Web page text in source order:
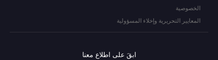
الخصوصية
المعايير التحريرية وإخلاء المسؤولية
ابقَ على اطلاع معنا